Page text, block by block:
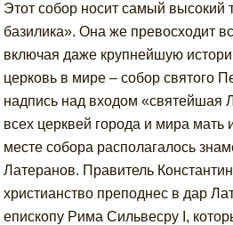
Этот собор носит самый высокий
базилика». Она же превосходит
включая даже крупнейшую
церковь в мире – собор святого
надпись над входом «святейшая
всех церквей города и мира мать
месте собора располагалось
Латеранов. Правитель
христианство преподнес в дар
епископу Рима Сильвесру I,